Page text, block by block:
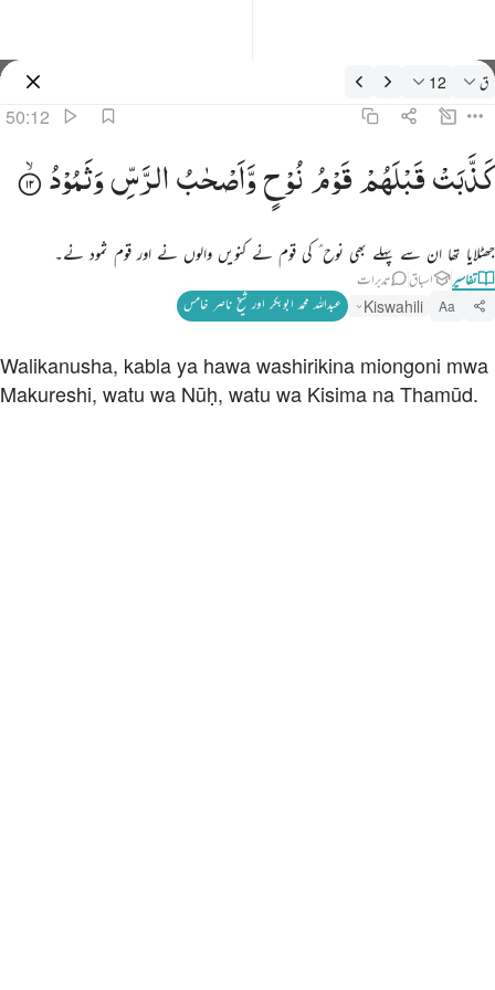
تفسیر: ق 50:12
ق 12
50:12
كذبت قبلهم قوم نوح واصحاب الرس وثمود ١٢
كَذَّبَتْ قَبْلَهُمْ قَوْمُ نُوحٍۢ وَأَصْحَـٰبُ ٱلرَّسِّ وَثَمُودُ ١٢
كَذَّبَتْقَبْلَهُمْقَوْمُنُوْحٍوَّاَصْحٰبُالرَّسِّوَثَمُوْدُ
جھٹلایا تھا ان سے پہلے بھی نوح ؑ کی قوم نے کنویں والوں نے اور قوم ثمود نے۔
تفاسیر اسباق تدبرات
Aa
Kiswahili عبداللہ محمد ابوبکر اور شیخ ناصر خامس
Walikanusha, kabla ya hawa washirikina miongoni mwa
Makureshi, watu wa Nūḥ, watu wa Kisima na Thamūd.